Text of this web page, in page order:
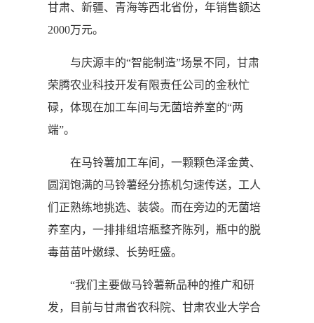
甘肃、新疆、青海等西北省份，年销售额达
2000万元。
与庆源丰的“智能制造”场景不同，甘肃
荣腾农业科技开发有限责任公司的金秋忙
碌，体现在加工车间与无菌培养室的“两
端”。
在马铃薯加工车间，一颗颗色泽金黄、
圆润饱满的马铃薯经分拣机匀速传送，工人
们正熟练地挑选、装袋。而在旁边的无菌培
养室内，一排排组培瓶整齐陈列，瓶中的脱
毒苗苗叶嫩绿、长势旺盛。
“我们主要做马铃薯新品种的推广和研
发，目前与甘肃省农科院、甘肃农业大学合